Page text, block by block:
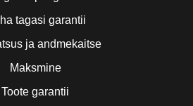
tagasi garantii
ja andmekaitse
Maksmine
Toote garantii